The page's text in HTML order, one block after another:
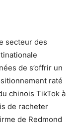
secteur des
de s’offrir un
raté
chinois TikTok à
de racheter
de Redmond